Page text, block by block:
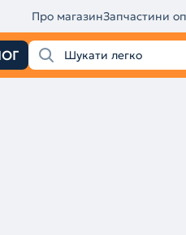
Про магазинЗапчастини